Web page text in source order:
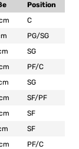
Position
C
PG/SG
SG
PF/C
SG
SF/PF
SF
SF
PF/C